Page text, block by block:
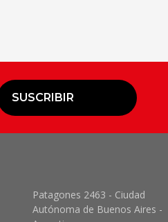
SUSCRIBIR
Patagones 2463 - Ciudad
Autónoma de Buenos Aires -